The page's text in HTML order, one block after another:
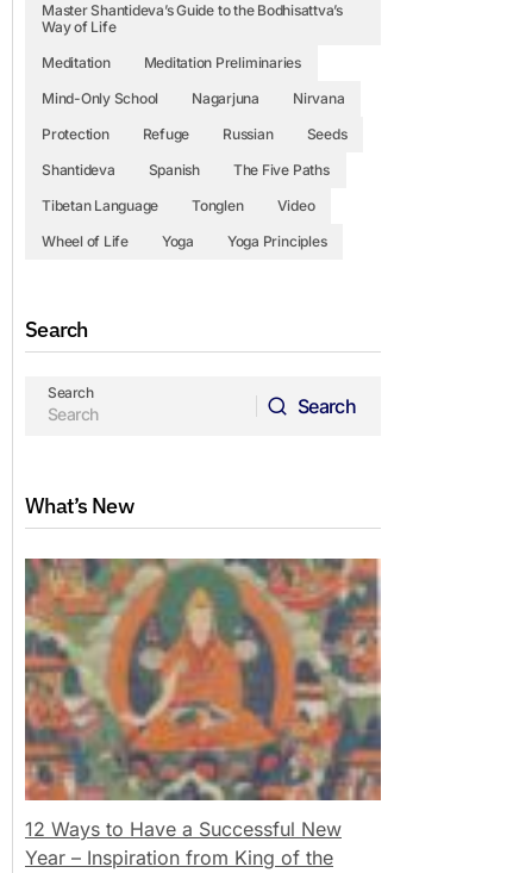
Master Shantideva’s Guide to the Bodhisattva’s
Way of Life
Meditation
Meditation Preliminaries
Mind-Only School
Nagarjuna
Nirvana
Protection
Refuge Russian
Seeds
Shantideva
Spanish
The Five Paths
Tibetan Language
Tonglen
Video
Wheel of Life
Yoga Yoga Principles
Search
Search
Search
What’s New
12 Ways to Have a Successful New
Year – Inspiration from King of the